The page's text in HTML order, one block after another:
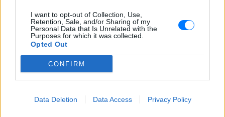
I want to opt-out of Collection, Use,
Retention, Sale, and/or Sharing of my
Personal Data that Is Unrelated with the
Purposes for which it was collected.
Opted Out
CONFIRM
Data Deletion Data Access Privacy Policy
Τα ιδανικά ρούχα για να παραμένουμε δροσεροί